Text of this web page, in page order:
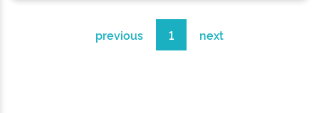
previous 1 next